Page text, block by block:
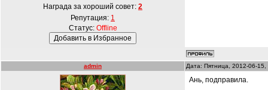
Награда за хороший совет: 2
Репутация: 1
Статус: Offline
admin Дата: Пятница, 2012-06-
Ань, подправила.